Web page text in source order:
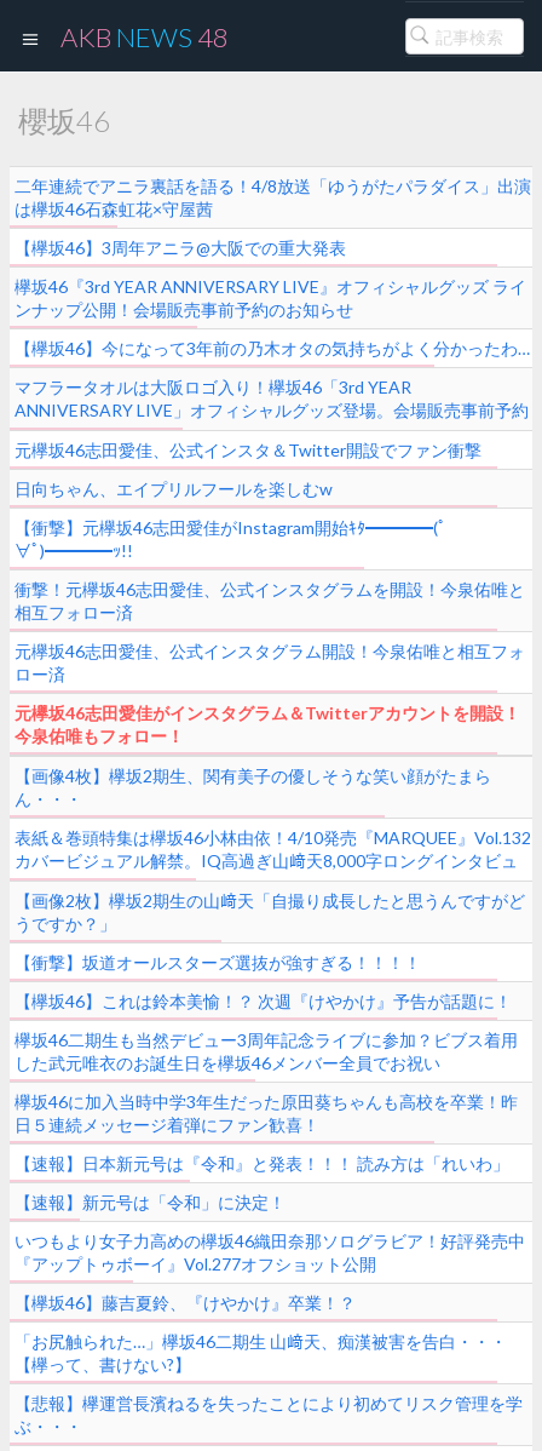
AKB NEWS 48
櫻坂46
二年連続でアニラ裏話を語る！4/8放送「ゆうがたパラダイス」出演
は欅坂46石森虹花×守屋茜
【欅坂46】3周年アニラ@大阪での重大発表
欅坂46『3rd YEAR ANNIVERSARY LIVE』オフィシャルグッズ ライ
ンナップ公開！会場販売事前予約のお知らせ
【欅坂46】今になって3年前の乃木オタの気持ちがよく分かったわ…
マフラータオルは大阪ロゴ入り！欅坂46「3rd YEAR
ANNIVERSARY LIVE」オフィシャルグッズ登場。会場販売事前予約
受付スタート
元欅坂46志田愛佳、公式インスタ＆Twitter開設でファン衝撃
日向ちゃん、エイプリルフールを楽しむw
【衝撃】元欅坂46志田愛佳がInstagram開始ｷﾀ━━━━(ﾟ
∀ﾟ)━━━━ｯ!!
衝撃！元欅坂46志田愛佳、公式インスタグラムを開設！今泉佑唯と
相互フォロー済
元欅坂46志田愛佳、公式インスタグラム開設！今泉佑唯と相互フォ
ロー済
元欅坂46志田愛佳がインスタグラム＆Twitterアカウントを開設！
今泉佑唯もフォロー！
【画像4枚】欅坂2期生、関有美子の優しそうな笑い顔がたまら
ん・・・
表紙＆巻頭特集は欅坂46小林由依！4/10発売『MARQUEE』Vol.132
カバービジュアル解禁。IQ高過ぎ山﨑天8,000字ロングインタビュ
ーも
【画像2枚】欅坂2期生の山﨑天「自撮り成長したと思うんですがど
うですか？」
【衝撃】坂道オールスターズ選抜が強すぎる！！！！
【欅坂46】これは鈴本美愉！？ 次週『けやかけ』予告が話題に！
欅坂46二期生も当然デビュー3周年記念ライブに参加？ビブス着用
した武元唯衣のお誕生日を欅坂46メンバー全員でお祝い
欅坂46に加入当時中学3年生だった原田葵ちゃんも高校を卒業！昨
日５連続メッセージ着弾にファン歓喜！
【速報】日本新元号は『令和』と発表！！！ 読み方は「れいわ」
【速報】新元号は「令和」に決定！
いつもより女子力高めの欅坂46織田奈那ソログラビア！好評発売中
『アップトゥボーイ』Vol.277オフショット公開
【欅坂46】藤吉夏鈴、『けやかけ』卒業！？
「お尻触られた…」欅坂46二期生 山﨑天、痴漢被害を告白・・・
【欅って、書けない?】
【悲報】欅運営長濱ねるを失ったことにより初めてリスク管理を学
ぶ・・・